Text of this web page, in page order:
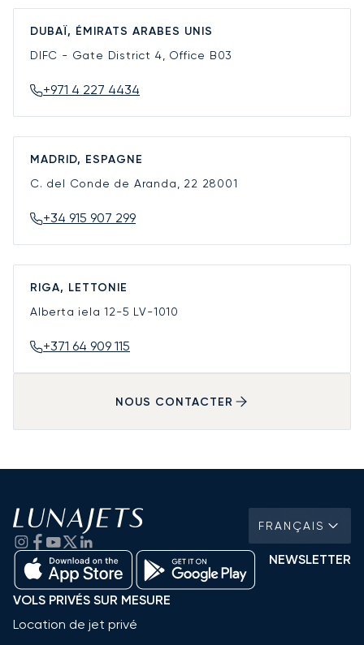
DUBAÏ, ÉMIRATS ARABES UNIS
DIFC - Gate District 4, Office B03
+971 4 227 4434
MADRID, ESPAGNE
C. del Conde de Aranda, 22 28001
+34 915 907 299
RIGA, LETTONIE
Alberta iela 12-5 LV-1010
+371 64 909 115
NOUS CONTACTER
FRANÇAIS
NEWSLETTER
VOLS PRIVÉS SUR MESURE
Location de jet privé